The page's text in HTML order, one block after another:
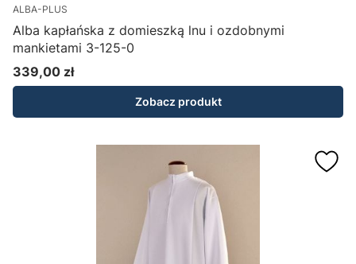
ALBA-PLUS
Alba kapłańska z domieszką lnu i ozdobnymi
mankietami 3-125-0
Cena
339,00 zł
Zobacz produkt